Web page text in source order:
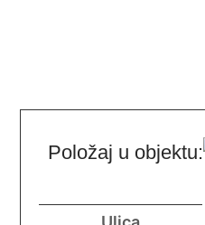
Položaj u objektu: